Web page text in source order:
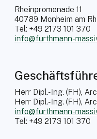
Rheinpromenade 11
40789 Monheim am
Tel: +49 2173 101 370
info@furthmann-
Herr Dipl.-Ing. (FH),
Herr Dipl.-Ing. (FH),
info@furthmann-
Tel: +49 2173 101 370